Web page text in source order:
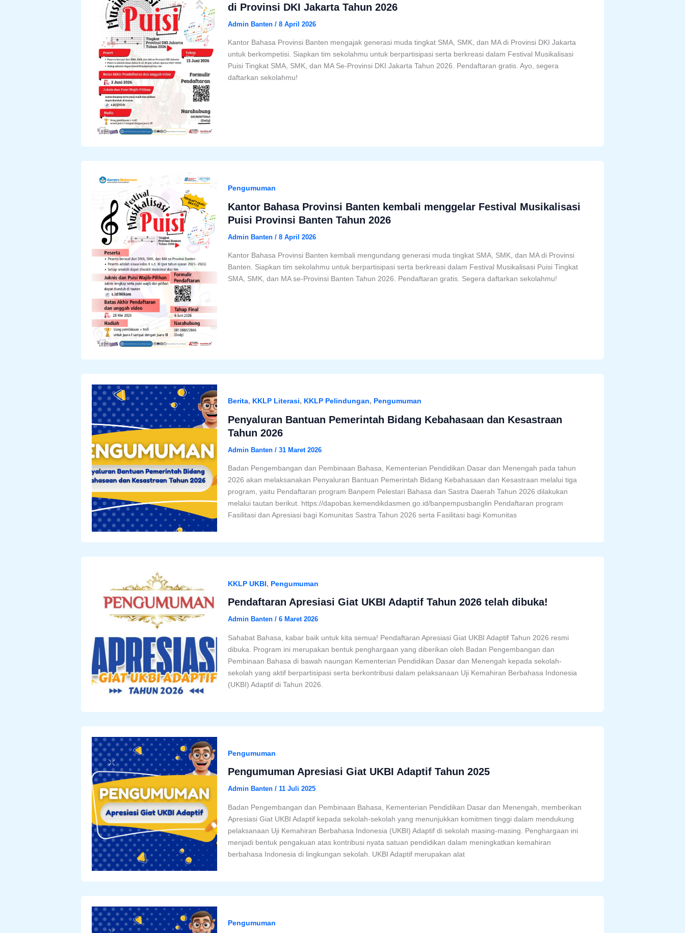
di Provinsi DKI Jakarta Tahun 2026
Admin Banten / 8 April 2026
Kantor Bahasa Provinsi Banten mengajak generasi muda tingkat SMA, SMK, dan MA di Provinsi DKI Jakarta
untuk berkompetisi. Siapkan tim sekolahmu untuk berpartisipasi serta berkreasi dalam Festival Musikalisasi
Puisi Tingkat SMA, SMK, dan MA Se-Provinsi DKI Jakarta Tahun 2026. Pendaftaran gratis. Ayo, segera
daftarkan sekolahmu!
Pengumuman
Kantor Bahasa Provinsi Banten kembali menggelar Festival Musikalisasi
Puisi Provinsi Banten Tahun 2026
Admin Banten / 8 April 2026
Kantor Bahasa Provinsi Banten kembali mengundang generasi muda tingkat SMA, SMK, dan MA di Provinsi
Banten. Siapkan tim sekolahmu untuk berpartisipasi serta berkreasi dalam Festival Musikalisasi Puisi Tingkat
SMA, SMK, dan MA se-Provinsi Banten Tahun 2026. Pendaftaran gratis. Segera daftarkan sekolahmu!
Berita, KKLP Literasi, KKLP Pelindungan, Pengumuman
Penyaluran Bantuan Pemerintah Bidang Kebahasaan dan Kesastraan
Tahun 2026
Admin Banten / 31 Maret 2026
Badan Pengembangan dan Pembinaan Bahasa, Kementerian Pendidikan Dasar dan Menengah pada tahun
2026 akan melaksanakan Penyaluran Bantuan Pemerintah Bidang Kebahasaan dan Kesastraan melalui tiga
program, yaitu Pendaftaran program Banpem Pelestari Bahasa dan Sastra Daerah Tahun 2026 dilakukan
melalui tautan berikut. https://dapobas.kemendikdasmen.go.id/banpempusbanglin Pendaftaran program
Fasilitasi dan Apresiasi bagi Komunitas Sastra Tahun 2026 serta Fasilitasi bagi Komunitas
KKLP UKBI, Pengumuman
Pendaftaran Apresiasi Giat UKBI Adaptif Tahun 2026 telah dibuka!
Admin Banten / 6 Maret 2026
Sahabat Bahasa, kabar baik untuk kita semua! Pendaftaran Apresiasi Giat UKBI Adaptif Tahun 2026 resmi
dibuka. Program ini merupakan bentuk penghargaan yang diberikan oleh Badan Pengembangan dan
Pembinaan Bahasa di bawah naungan Kementerian Pendidikan Dasar dan Menengah kepada sekolah-
sekolah yang aktif berpartisipasi serta berkontribusi dalam pelaksanaan Uji Kemahiran Berbahasa Indonesia
(UKBI) Adaptif di Tahun 2026.
Pengumuman
Pengumuman Apresiasi Giat UKBI Adaptif Tahun 2025
Admin Banten / 11 Juli 2025
Badan Pengembangan dan Pembinaan Bahasa, Kementerian Pendidikan Dasar dan Menengah, memberikan
Apresiasi Giat UKBI Adaptif kepada sekolah-sekolah yang menunjukkan komitmen tinggi dalam mendukung
pelaksanaan Uji Kemahiran Berbahasa Indonesia (UKBI) Adaptif di sekolah masing-masing. Penghargaan ini
menjadi bentuk pengakuan atas kontribusi nyata satuan pendidikan dalam meningkatkan kemahiran
berbahasa Indonesia di lingkungan sekolah. UKBI Adaptif merupakan alat
Pengumuman